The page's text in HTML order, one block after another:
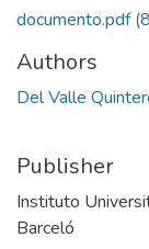
documento.pdf
Authors
Del Valle
Publisher
Instituto
Barceló